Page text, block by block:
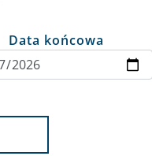
Data końcowa